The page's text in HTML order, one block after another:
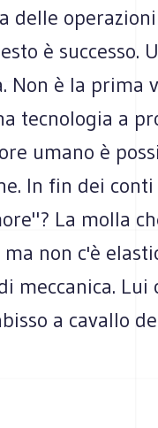
delle
è successo.
Non è la prima
tecnologia a
umano è
In fin dei
La molla
non c'è
meccanica. Lui
a cavallo